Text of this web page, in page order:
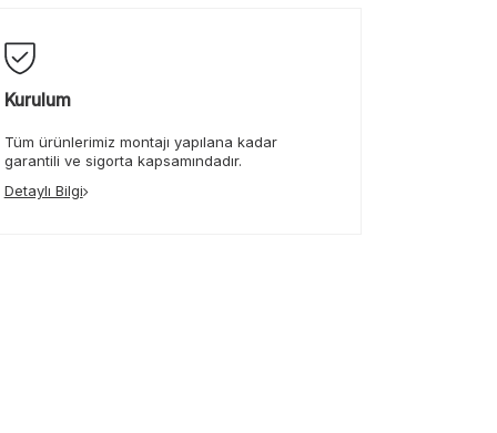
Kurulum
Tüm ürünlerimiz montajı yapılana kadar
garantili ve sigorta kapsamındadır.
Detaylı Bilgi